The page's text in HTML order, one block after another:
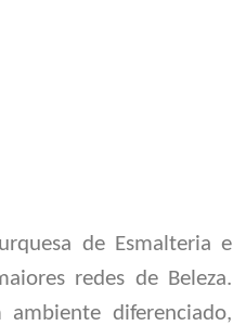
de Esmalteria e
redes de Beleza.
diferenciado,